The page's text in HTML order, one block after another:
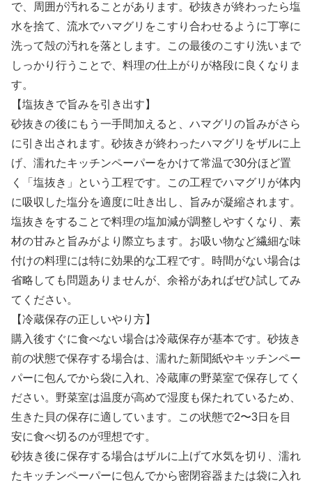
で、周囲が汚れることがあります。砂抜きが終わったら塩
水を捨て、流水でハマグリをこすり合わせるように丁寧に
洗って殻の汚れを落とします。この最後のこすり洗いまで
しっかり行うことで、料理の仕上がりが格段に良くなりま
す。
【塩抜きで旨みを引き出す】
砂抜きの後にもう一手間加えると、ハマグリの旨みがさら
に引き出されます。砂抜きが終わったハマグリをザルに上
げ、濡れたキッチンペーパーをかけて常温で30分ほど置
く「塩抜き」という工程です。この工程でハマグリが体内
に吸収した塩分を適度に吐き出し、旨みが凝縮されます。
塩抜きをすることで料理の塩加減が調整しやすくなり、素
材の甘みと旨みがより際立ちます。お吸い物など繊細な味
付けの料理には特に効果的な工程です。時間がない場合は
省略しても問題ありませんが、余裕があればぜひ試してみ
てください。
【冷蔵保存の正しいやり方】
購入後すぐに食べない場合は冷蔵保存が基本です。砂抜き
前の状態で保存する場合は、濡れた新聞紙やキッチンペー
パーに包んでから袋に入れ、冷蔵庫の野菜室で保存してく
ださい。野菜室は温度が高めで湿度も保たれているため、
生きた貝の保存に適しています。この状態で2〜3日を目
安に食べ切るのが理想です。
砂抜き後に保存する場合はザルに上げて水気を切り、濡れ
たキッチンペーパーに包んでから密閉容器または袋に入れ